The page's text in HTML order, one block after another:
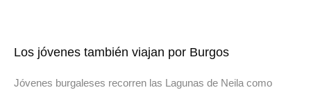
Los jóvenes también viajan por Burgos
Jóvenes burgaleses recorren las Lagunas de Neila como